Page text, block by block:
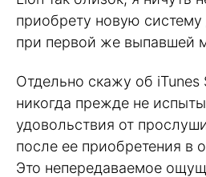
приобрету новую систему
при первой же выпавшей
Отдельно скажу об iTunes
никогда прежде не
удовольствия от
после ее приобретения в
Это непередаваемое